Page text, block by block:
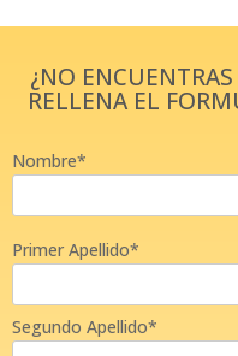
¿NO ENCUENTRAS
RELLENA EL
Nombre*
Primer Apellido*
Segundo Apellido*